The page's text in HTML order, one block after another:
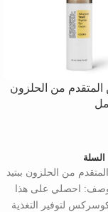
المتقدم من الحلزون
السلة
من الحلزون ببتيد
الوصف: احصلي على هذا
لتوفير التغذية